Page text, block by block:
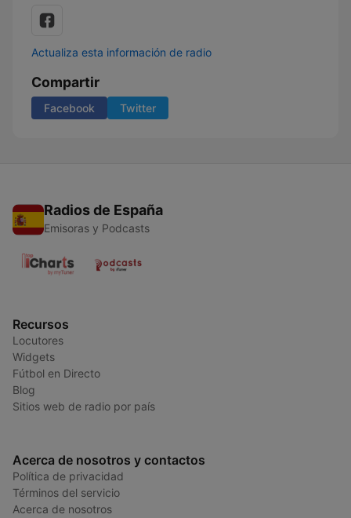
Actualiza esta información de radio
Compartir
Facebook Twitter
Radios de España
Emisoras y Podcasts
Recursos
Locutores
Widgets
Fútbol en Directo
Blog
Sitios web de radio por país
Acerca de nosotros y contactos
Política de privacidad
Términos del servicio
Acerca de nosotros